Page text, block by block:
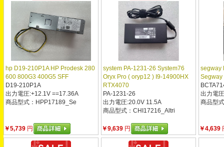
hp D19-210P1A HP Prodesk 280
600 800G3 400G5 SFF
D19-210P1A
出力電圧:+12.1V ==17.36A
商品型式：HPP17189_Se
￥5,739 円
system PA-1231-26 System76
Oryx Pro ( oryp12 ) I9-14900HX
RTX4070
PA-1231-26
出力電圧:20.0V 11.5A
商品型式：CHI17216_Altri
￥9,639 円
segway
Segway
出力電
商品型
￥4,639